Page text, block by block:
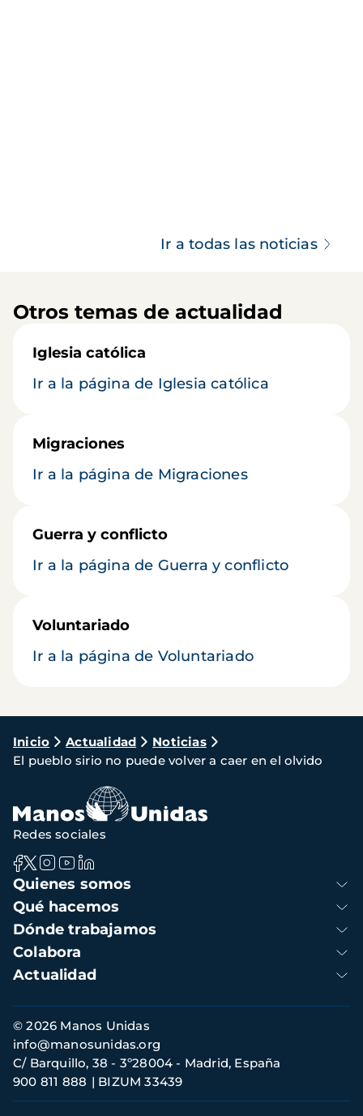
Ir a todas las noticias
Otros temas de actualidad
Iglesia católica
Ir a la página de Iglesia católica
Migraciones
Ir a la página de Migraciones
Guerra y conflicto
Ir a la página de Guerra y conflicto
Voluntariado
Ir a la página de Voluntariado
Ruta
de
navegación
Inicio Actualidad
Noticias
El pueblo sirio no puede volver a caer en el olvido
Navegación
principal
Quienes somos
Qué hacemos
Dónde trabajamos
Colabora
Actualidad
Redes sociales
Información
de
contacto
© 2026 Manos Unidas
C/ Barquillo, 38 - 3º28004 - Madrid, España
900 811 888
BIZUM 33439
info@manosunidas.org